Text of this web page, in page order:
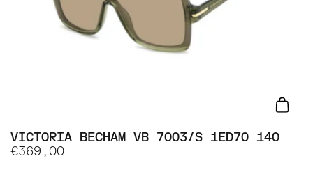
VICTORIA BECHAM VB 7003/S 1ED70 140
€369,00